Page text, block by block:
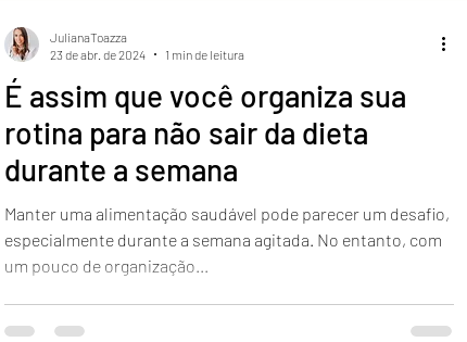
É assim que você organiza sua
rotina para não sair da dieta
durante a semana
Manter uma alimentação saudável pode parecer um desafio,
especialmente durante a semana agitada. No entanto, com
um pouco de organização...
JulianaToazza
23 de abr. de 2024
1 min de leitura